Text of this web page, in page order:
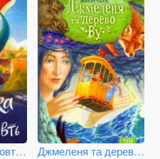
Маляка і Крококовть. Книжка 5 Джмеленя та дерево Ву. Книга 4